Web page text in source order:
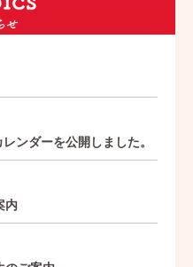
ンダーを公開しました。
内